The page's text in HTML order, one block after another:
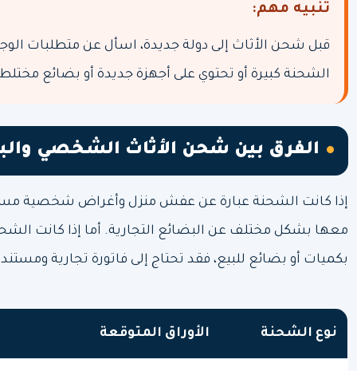
تنبيه مهم:
قبل شحن الأثاث إلى دولة جديدة، اسأل عن متطلبات
الشحنة كبيرة أو تحتوي على أجهزة جديدة أو بضائع
الفرق بين شحن الأثاث الشخصي
إذا كانت الشحنة عبارة عن عفش منزل وأغراض شخصية
معها بشكل مختلف عن البضائع التجارية. أما إذا كانت
بكميات أو بضائع للبيع، فقد تحتاج إلى فاتورة تجارية
نوع الشحنة الأوراق المتوقعة